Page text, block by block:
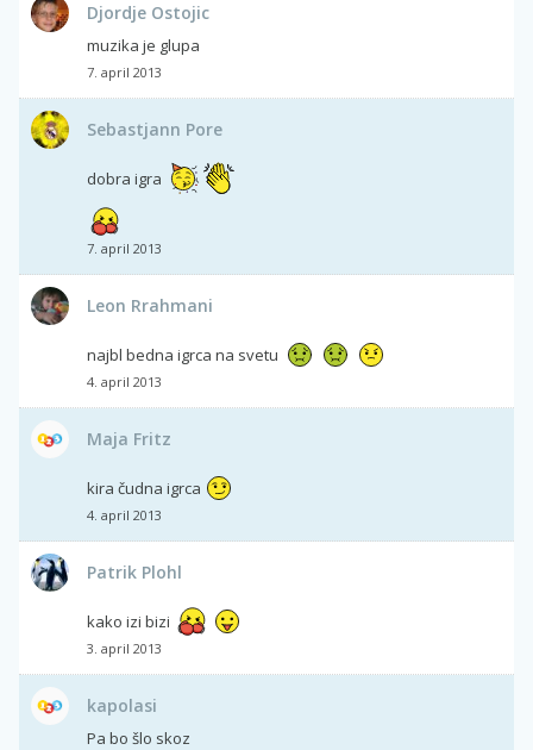
Djordje Ostojic
muzika je glupa
7. april 2013
Sebastjann Pore
dobra igra
7. april 2013
Leon Rrahmani
najbl bedna igrca na svetu
4. april 2013
Maja Fritz
kira čudna igrca
4. april 2013
Patrik Plohl
kako izi bizi
3. april 2013
kapolasi
Pa bo šlo skoz